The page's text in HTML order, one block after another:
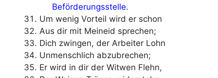
Beförderungsstelle.
Um wenig Vorteil wird er schon
Aus dir mit Meineid sprechen;
Dich zwingen, der Arbeiter Lohn
Unmenschlich abzubrechen;
Er wird in dir der Witwen Flehn,